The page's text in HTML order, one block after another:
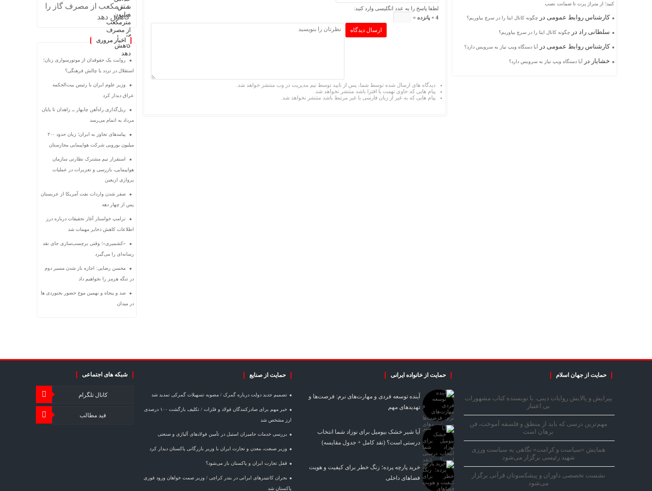
کنید؛ از متراژ پرت تا ضمانت نصب
کارشناس روابط عمومی در چگونه کانال ایتا را در سرچ بیاوریم؟
سلطانی راد در چگونه کانال ایتا را در سرچ بیاوریم؟
کارشناس روابط عمومی در آیا دستگاه ویپ نیاز به سرویس دارد؟
خشایار در آیا دستگاه ویپ نیاز به سرویس دارد؟
لطفا پاسخ را به عدد انگلیسی وارد کنید:
4 + پانزده =
دیدگاه های ارسال شده توسط شما، پس از تایید توسط تیم مدیریت در وب منتشر خواهد شد.
پیام هایی که حاوی تهمت یا افترا باشد منتشر نخواهد شد.
پیام هایی که به غیر از زبان فارسی یا غیر مرتبط باشد منتشر نخواهد شد.
مترمکعب از مصرف گاز را
کاهش دهد
اخبار مروری
روایت یک حقوقدان از موتورسواری زنان؛
استقلال در تردد یا چالش فرهنگی؟
وزیر علوم ایران با رئیس بیت‌الحکمه
عراق دیدار کرد
ریل‌گذاری راه‌آهن چابهار ــ زاهدان تا پایان
مرداد به اتمام می‌رسد
پیامدهای تجاوز به ایران؛ زیان حدود ۲۰۰
میلیون یورویی شرکت هواپیمایی مجارستان
استقرار تیم مشترک نظارتی سازمان
هواپیمایی، بازرسی و تعزیرات در عملیات
پروازی اربعین
صفر شدن واردات نفت آمریکا از عربستان
پس از چهار دهه
ترامپ خواستار آغاز تحقیقات درباره درز
اطلاعات کاهش ذخایر مهمات شد
«کشمیری»؛ وقتی برچسب‌سازی جای نقد
رسانه‌ای را می‌گیرد
محسن رضایی: اجازه باز شدن مسیر دوم
در تنگه هرمز را نخواهیم داد
صد و پنجاه و نهمین موج حضور بجنوردی ها
در میدان
حمایت از جهان اسلام
پیرایش و پالایش روایات دینی، با نویسنده کتاب مشهورات
بی اعتبار
مهم‌ترین درسی که باید از منطق و فلسفه آموخت، فن
برهان است
همایش «سیاست و کرامت» نگاهی به سیاست ورزی
شهید رئیسی برگزار می‌شود
نشست تخصصی داوران و پیشکسوتان قرآنی برگزار
می‌شود
حمایت از خانواده ایرانی
آینده توسعه فردی و مهارت‌های نرم: فرصت‌ها و
تهدیدهای مهم
آیا شیر خشک بیومیل برای نوزاد شما انتخاب
درستی است؟ (نقد کامل + جدول مقایسه)
خرید پارچه پرده؛ زنگ خطر برای کیفیت و هویت
فضاهای داخلی
حمایت از صنایع
تصمیم جدید دولت درباره گمرک / مصوبه تسهیلات گمرکی تمدید شد
خبر مهم برای صادرکنندگان فولاد و فلزات / تکلیف بازگشت ۱۰۰ درصدی
ارز مشخص شد
بررسی خدمات حامیران استیل در تأمین فولادهای آلیاژی و صنعتی
وزیر صنعت، معدن و تجارت ایران با وزیر بازرگانی پاکستان دیدار کرد
قفل تجارت ایران و پاکستان باز می‌شود؟
بحران کانتینر‌های ایرانی در بندر کراچی / وزیر صمت خواهان ورود فوری
پاکستان شد
شبکه های اجتماعی
کانال تلگرام
فید مطالب